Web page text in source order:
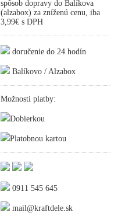
spôsob dopravy do Balíkova
(alzabox) za zníženú cenu, iba
3,99€ s DPH
doručenie do 24 hodín
Balíkovo / Alzabox
Možnosti platby:
Dobierkou
Platobnou kartou
0911 545 645
mail@kraftdele.sk